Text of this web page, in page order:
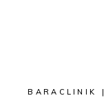
BARACLINIK